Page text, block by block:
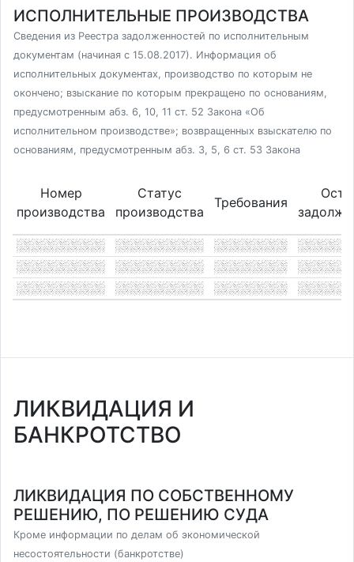
ИСПОЛНИТЕЛЬНЫЕ ПРОИЗВОДСТВА
Сведения из Реестра задолженностей по исполнительным
документам (начиная с 15.08.2017). Информация об
исполнительных документах, производство по которым не
окончено; взыскание по которым прекращено по основаниям,
предусмотренным абз. 6, 10, 11 ст. 52 Закона «Об
исполнительном производстве»; возвращенных взыскателю по
основаниям, предусмотренным абз. 3, 5, 6 ст. 53 Закона
Номер
производства
Статус
производства
Требования
ЛИКВИДАЦИЯ И
БАНКРОТСТВО
ЛИКВИДАЦИЯ ПО СОБСТВЕННОМУ
РЕШЕНИЮ, ПО РЕШЕНИЮ СУДА
Кроме информации по делам об экономической
несостоятельности (банкротстве)